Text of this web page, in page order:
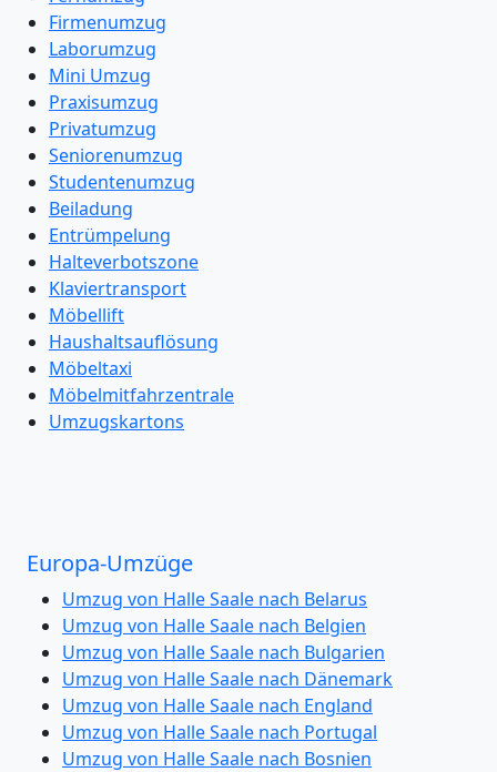
Firmenumzug
Laborumzug
Mini Umzug
Praxisumzug
Privatumzug
Seniorenumzug
Studentenumzug
Beiladung
Entrümpelung
Halteverbotszone
Klaviertransport
Möbellift
Haushaltsauflösung
Möbeltaxi
Möbelmitfahrzentrale
Umzugskartons
Europa-Umzüge
Umzug von Halle Saale nach Belarus
Umzug von Halle Saale nach Belgien
Umzug von Halle Saale nach Bulgarien
Umzug von Halle Saale nach Dänemark
Umzug von Halle Saale nach England
Umzug von Halle Saale nach Portugal
Umzug von Halle Saale nach Bosnien